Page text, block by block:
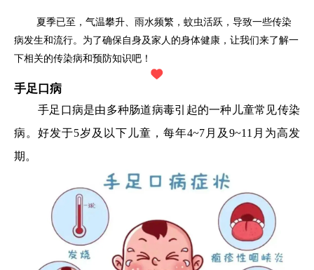
夏季已至，气温攀升、雨水频繁，蚊虫活跃，导致一些传染
病发生和流行。为了确保自身及家人的身体健康，让我们来了解一
下相关的传染病和预防知识吧！
手足口病
手足口病是由多种肠道病毒引起的一种儿童常见传染
病。好发于5岁及以下儿童，每年4~7月及9~11月为高发
期。